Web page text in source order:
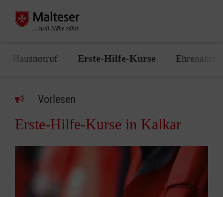
| Hausnotruf Erste-Hilfe-Kurse Ehrenamt
Vorlesen
Erste-Hilfe-Kurse in Kalkar